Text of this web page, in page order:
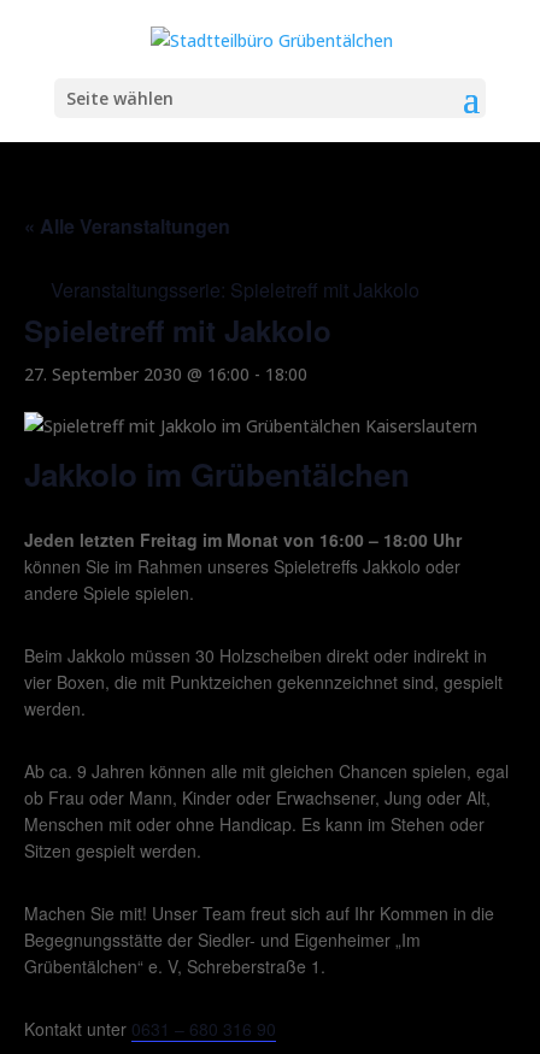
Seite wählen
« Alle Veranstaltungen
Veranstaltungsserie: Spieletreff mit Jakkolo
Spieletreff mit Jakkolo
27. September 2030 @ 16:00 - 18:00
Jakkolo im Grübentälchen
Jeden letzten Freitag im Monat von 16:00 – 18:00 Uhr
können Sie im Rahmen unseres Spieletreffs Jakkolo oder
andere Spiele spielen.
Beim Jakkolo müssen 30 Holzscheiben direkt oder indirekt in
vier Boxen, die mit Punktzeichen gekennzeichnet sind, gespielt
werden.
Ab ca. 9 Jahren können alle mit gleichen Chancen spielen, egal
ob Frau oder Mann, Kinder oder Erwachsener, Jung oder Alt,
Menschen mit oder ohne Handicap. Es kann im Stehen oder
Sitzen gespielt werden.
Machen Sie mit! Unser Team freut sich auf Ihr Kommen in die
Begegnungsstätte der Siedler- und Eigenheimer „Im
Grübentälchen“ e. V, Schreberstraße 1.
Kontakt unter 0631 – 680 316 90